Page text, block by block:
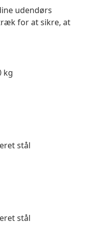
udendørs
for at sikre, at
kg
stål
stål